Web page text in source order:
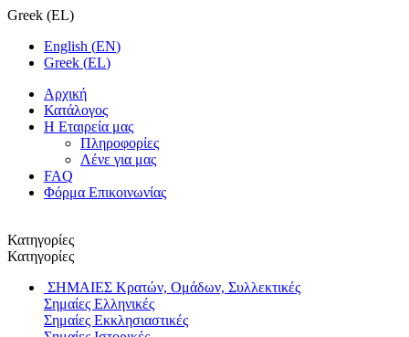
Greek (EL)
English (EN)
Greek (EL)
Αρχική
Κατάλογος
Η Εταιρεία μας
Πληροφορίες
Λένε για μας
FAQ
Φόρμα Επικοινωνίας
Κατηγορίες
Κατηγορίες
ΣΗΜΑΙΕΣ Κρατών, Ομάδων, Συλλεκτικές
Σημαίες Ελληνικές
Σημαίες Εκκλησιαστικές